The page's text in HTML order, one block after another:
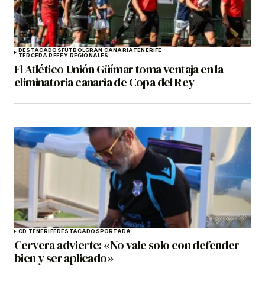
DESTACADOSFÚTBOLGRAN CANARIATENERIFE
TERCERA RFEF Y REGIONALES
El Atlético Unión Güímar toma ventaja en la
eliminatoria canaria de Copa del Rey
CD TENERIFEDESTACADOSPORTADA
Cervera advierte: «No vale solo con defender
bien y ser aplicado»